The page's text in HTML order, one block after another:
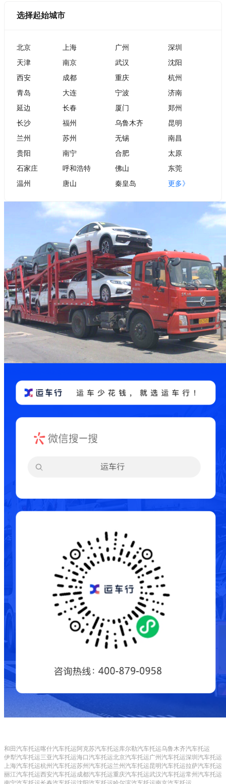
选择起始城市
北京 上海 广州
深圳
天津
南京 武汉
沈阳
西安
成都 重庆
杭州
青岛
大连 宁波
济南
延边
长春 厦门
郑州
长沙
福州 乌鲁木齐
昆明
兰州
苏州 无锡
南昌
贵阳
南宁 合肥
太原
石家庄
呼和浩特 佛山
东莞
温州
唐山 秦皇岛 更多》
和田汽车托运喀什汽车托运阿克苏汽车托运库尔勒汽车托运乌鲁木齐汽车托运
伊犁汽车托运三亚汽车托运海口汽车托运北京汽车托运广州汽车托运深圳汽车托运
上海汽车托运杭州汽车托运苏州汽车托运兰州汽车托运昆明汽车托运拉萨汽车托运
丽江汽车托运西安汽车托运成都汽车托运重庆汽车托运武汉汽车托运常州汽车托运